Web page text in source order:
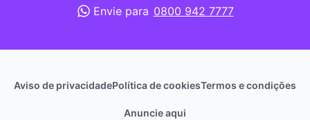
Envie para 0800 942 7777
Aviso de privacidadePolítica de cookiesTermos e condições
Anuncie aqui